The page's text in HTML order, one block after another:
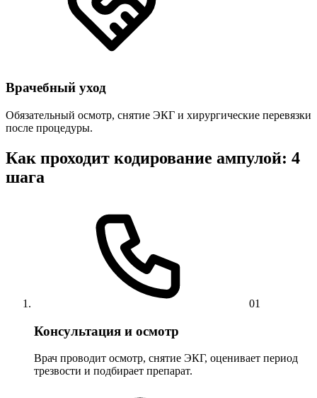
Врачебный уход
Обязательный осмотр, снятие ЭКГ и хирургические перевязки
после процедуры.
Как проходит кодирование ампулой: 4
шага
01
Консультация и осмотр
Врач проводит осмотр, снятие ЭКГ, оценивает период
трезвости и подбирает препарат.